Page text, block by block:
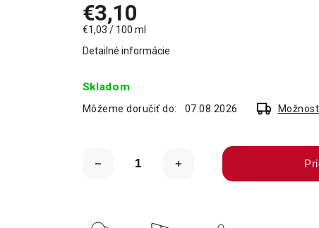
€3,10
€1,03 / 100 ml
Skladom
Môžeme doručiť do: 07.08.2026
Detailné informácie